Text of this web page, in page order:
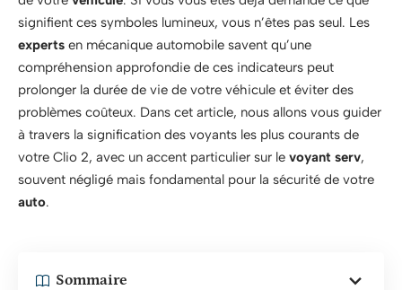
signifient ces symboles lumineux, vous n’êtes pas seul. Les
experts en mécanique automobile savent qu’une
compréhension approfondie de ces indicateurs peut
prolonger la durée de vie de votre véhicule et éviter des
problèmes coûteux. Dans cet article, nous allons vous guider
à travers la signification des voyants les plus courants de
votre Clio 2, avec un accent particulier sur le voyant serv,
souvent négligé mais fondamental pour la sécurité de votre
auto.
Sommaire